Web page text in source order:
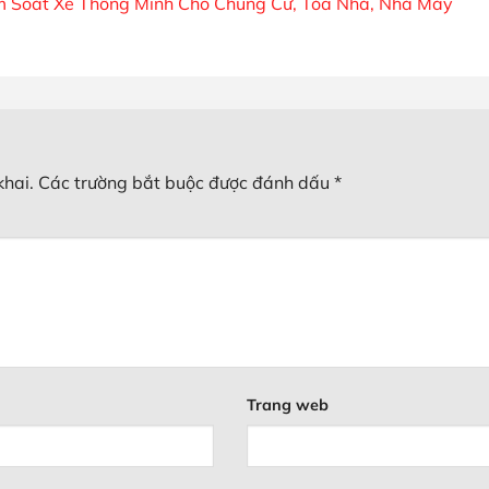
Các trường bắt buộc được đánh dấu *
Trang web